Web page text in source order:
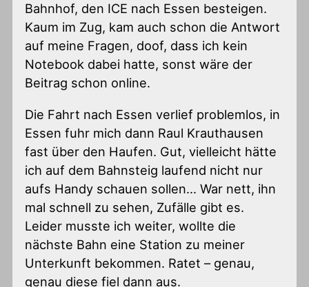
Bahnhof, den ICE nach Essen besteigen.
Kaum im Zug, kam auch schon die Antwort
auf meine Fragen, doof, dass ich kein
Notebook dabei hatte, sonst wäre der
Beitrag schon online.
Die Fahrt nach Essen verlief problemlos, in
Essen fuhr mich dann Raul Krauthausen
fast über den Haufen. Gut, vielleicht hätte
ich auf dem Bahnsteig laufend nicht nur
aufs Handy schauen sollen… War nett, ihn
mal schnell zu sehen, Zufälle gibt es.
Leider musste ich weiter, wollte die
nächste Bahn eine Station zu meiner
Unterkunft bekommen. Ratet – genau,
genau diese fiel dann aus.